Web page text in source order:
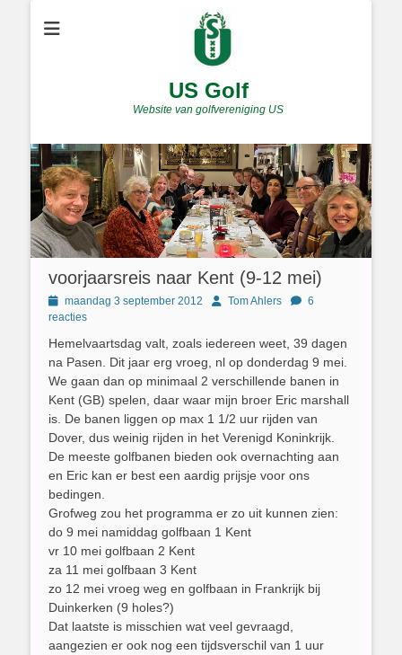
US Golf
Website van golfvereniging US
voorjaarsreis naar Kent (9-12 mei)
Geplaatst
op
maandag 3 september 2012 AuthorTom Ahlers
6
reacties
Hemelvaartsdag valt, zoals iedereen weet, 39 dagen
na Pasen. Dit jaar erg vroeg, nl op donderdag 9 mei.
We gaan dan op minimaal 2 verschillende banen in
Kent (GB) spelen, daar waar mijn broer Eric marshall
is. De banen liggen op max 1 1/2 uur rijden van
Dover, dus weinig rijden in het Verenigd Koninkrijk.
De meeste golfbanen bieden ook overnachting aan
en Eric kan er best een aardig prijsje voor ons
bedingen.
Grofweg zou het programma er zo uit kunnen zien:
do 9 mei namiddag golfbaan 1 Kent
vr 10 mei golfbaan 2 Kent
za 11 mei golfbaan 3 Kent
zo 12 mei vroeg weg en golfbaan in Frankrijk bij
Duinkerken (9 holes?)
Dat laatste is misschien wat veel gevraagd,
aangezien er ook nog een tijdsverschil van 1 uur